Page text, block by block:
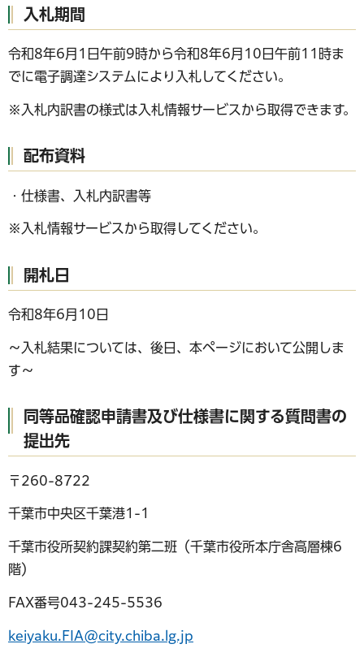
入札期間
令和8年6月1日午前9時から令和8年6月10日午前11時ま
でに電子調達システムにより入札してください。
※入札内訳書の様式は入札情報サービスから取得できます。
配布資料
・仕様書、入札内訳書等
※入札情報サービスから取得してください。
開札日
令和8年6月10日
～入札結果については、後日、本ページにおいて公開しま
す～
同等品確認申請書及び仕様書に関する質問書の
提出先
〒260-8722
千葉市中央区千葉港1-1
千葉市役所契約課契約第二班（千葉市役所本庁舎高層棟6
階）
FAX番号043-245-5536
keiyaku.FIA@city.chiba.lg.jp